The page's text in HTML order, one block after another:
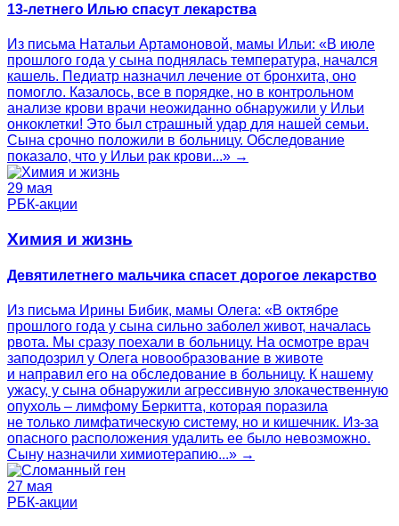
13-летнего Илью спасут лекарства
Из письма Натальи Артамоновой, мамы Ильи: «В июле
прошлого года у сына поднялась температура, начался
кашель. Педиатр назначил лечение от бронхита, оно
помогло. Казалось, все в порядке, но в контрольном
анализе крови врачи неожиданно обнаружили у Ильи
онкоклетки! Это был страшный удар для нашей семьи.
Сына срочно положили в больницу. Обследование
показало, что у Ильи рак крови...» →
29 мая
РБК-акции
Химия и жизнь
Девятилетнего мальчика спасет дорогое лекарство
Из письма Ирины Бибик, мамы Олега: «В октябре
прошлого года у сына сильно заболел живот, началась
рвота. Мы сразу поехали в больницу. На осмотре врач
заподозрил у Олега новообразование в животе
и направил его на обследование в больницу. К нашему
ужасу, у сына обнаружили агрессивную злокачественную
опухоль – лимфому Беркитта, которая поразила
не только лимфатическую систему, но и кишечник. Из-за
опасного расположения удалить ее было невозможно.
Сыну назначили химиотерапию...» →
27 мая
РБК-акции